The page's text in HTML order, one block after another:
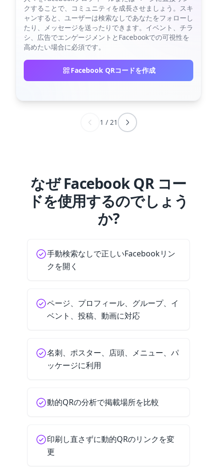
クすることで、コミュニティを成長させましょう。スキ
ャンすると、ユーザーは検索なしであなたをフォローし
たり、メッセージを送ったりできます。イベント、チラ
シ、広告でエンゲージメントとFacebookでの可視性を
高めたい場合に必須です。
Facebook QRコードを作成
1 / 21
なぜ Facebook QR コー
ドを使用するのでしょう
か?
手動検索なしで正しいFacebookリン
クを開く
ページ、プロフィール、グループ、イ
ベント、投稿、動画に対応
名刺、ポスター、店頭、メニュー、パ
ッケージに利用
動的QRの分析で掲載場所を比較
印刷し直さずに動的QRのリンクを変
更